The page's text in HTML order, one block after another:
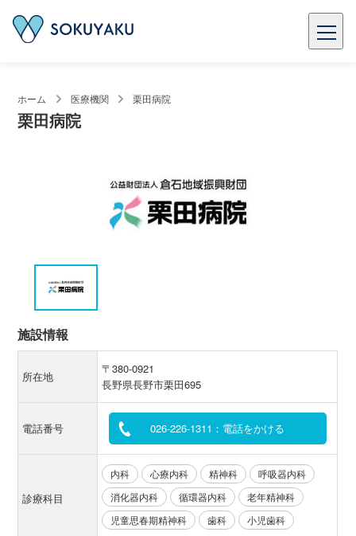
ホーム 医療機関 栗田病院
栗田病院
施設情報
所在地
〒380-0921
長野県長野市栗田695
電話番号 026-226-1311：電話をかける
診療科目
内科 心療内科 精神科
呼吸器内科
消化器内科
循環器内科
老年精神科
児童思春期精神科
歯科 小児歯科